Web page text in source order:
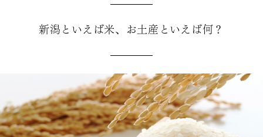
新潟といえば米、お土産といえば何？